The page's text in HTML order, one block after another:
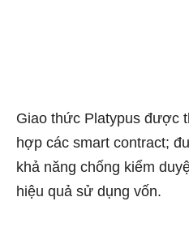
Giao thức Platypus được
hợp các smart contract;
khả năng chống kiểm
hiệu quả sử dụng vốn.